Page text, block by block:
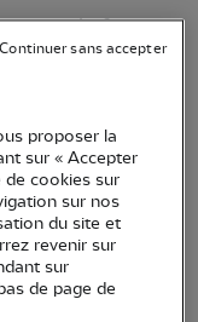
pour la faune
pensionnaires
une situation
la structure.
proposer la
sur « Accepter
de cookies sur
sur nos
du site et
revenir sur
sur
de page de
Continuer sans accepter